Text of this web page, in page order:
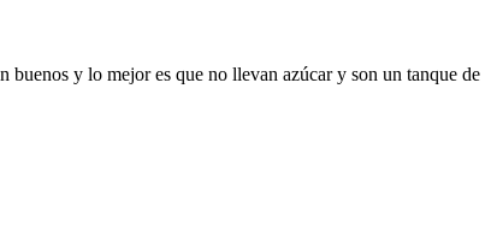
y lo mejor es que no llevan azúcar y son un tanque de